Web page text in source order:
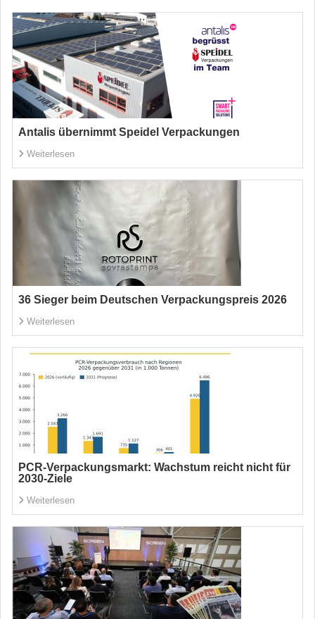
Antalis übernimmt Speidel Verpackungen
Weiterlesen
36 Sieger beim Deutschen Verpackungspreis 2026
Weiterlesen
PCR-Verpackungsmarkt: Wachstum reicht nicht für
2030-Ziele
Weiterlesen